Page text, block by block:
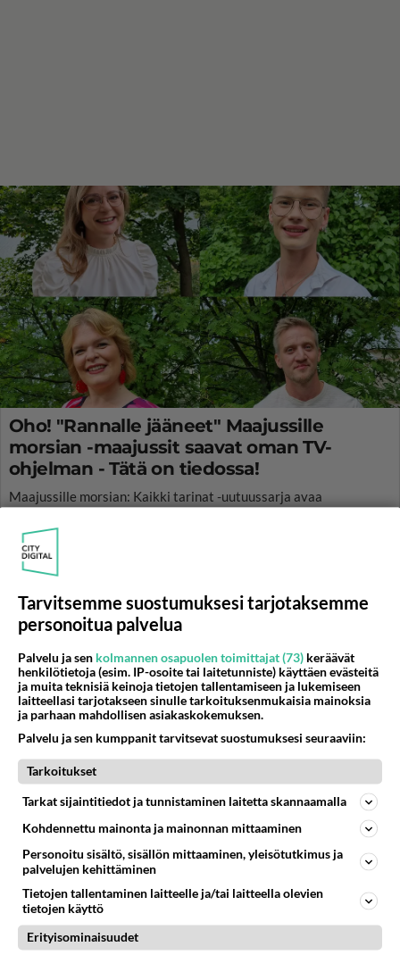
Oho! "Rannalle jääneet" Maajussille
morsian -maajussit saavat oman TV-
ohjelman - Tätä on tiedossa!
Maajussille morsian: Kaikki tarinat -uutuussarja avaa
pääsarjasta pois jääneiden maajussien rakkauden etsintää.
Oho! Nämä maajussit jäävät pois
suositusta Maajussille morsian -
ohjelmasta - Luvassa jättiyllätys!
Maajussille morsian -ohjelmassa seurataan neljän maajussin
rakkauden etsintää.
LUETUIMMAT
Tarvitsemme suostumuksesi tarjotaksemme
personoitua palvelua
Palvelu ja sen kolmannen osapuolen toimittajat (73) keräävät
henkilötietoja (esim. IP-osoite tai laitetunniste) käyttäen evästeitä
ja muita teknisiä keinoja tietojen tallentamiseen ja lukemiseen
laitteellasi tarjotakseen sinulle tarkoituksenmukaisia mainoksia
ja parhaan mahdollisen asiakaskokemuksen.
Palvelu ja sen kumppanit tarvitsevat suostumuksesi seuraaviin:
Tarkoitukset
Tarkat sijaintitiedot ja tunnistaminen laitetta skannaamalla
Kohdennettu mainonta ja mainonnan mittaaminen
Personoitu sisältö, sisällön mittaaminen, yleisötutkimus ja
palvelujen kehittäminen
Tietojen tallentaminen laitteelle ja/tai laitteella olevien
tietojen käyttö
Erityisominaisuudet